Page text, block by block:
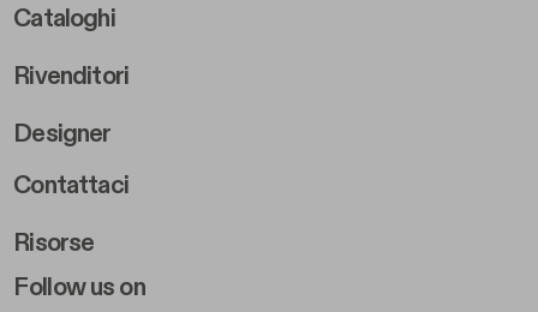
Follow us on
Cataloghi
Rivenditori
Designer
Footer Right 2
Contattaci
Risorse